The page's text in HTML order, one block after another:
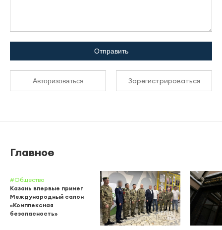
Отправить
Авторизоваться Зарегистрироваться
Главное
#Общество
Казань впервые примет
Международный салон
«Комплексная
безопасность»